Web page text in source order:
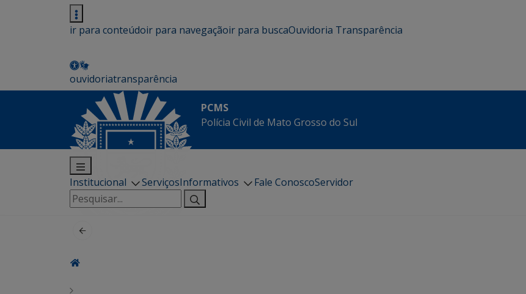
ir para conteúdoir para navegaçãoir para buscaOuvidoria Transparência
ouvidoriatransparência
PCMS
Polícia Civil de Mato Grosso do Sul
Institucional ServiçosInformativos Fale ConoscoServidor
Pesquisar
por: